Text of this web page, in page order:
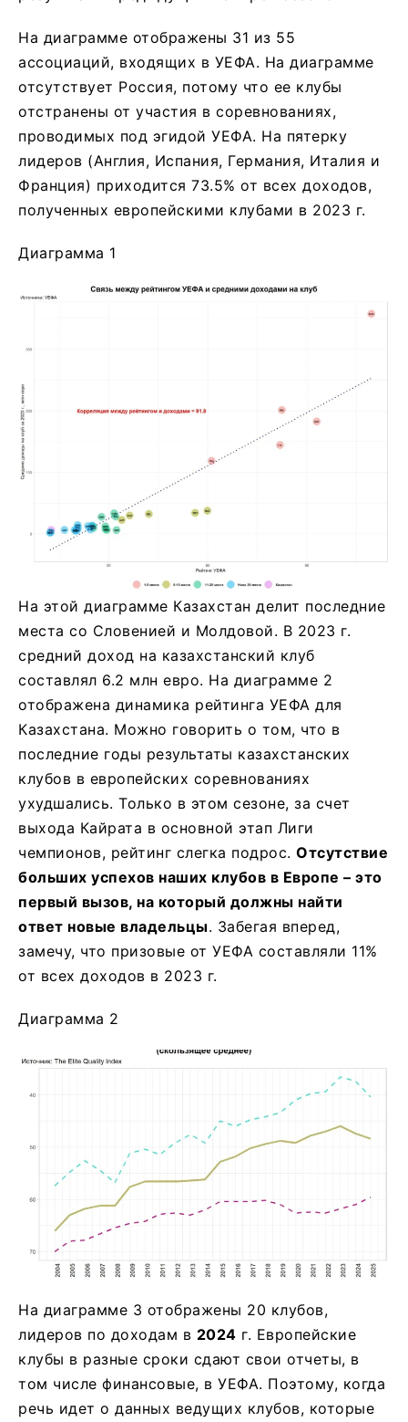
На диаграмме отображены 31 из 55
ассоциаций, входящих в УЕФА. На диаграмме
отсутствует Россия, потому что ее клубы
отстранены от участия в соревнованиях,
проводимых под эгидой УЕФА. На пятерку
лидеров (Англия, Испания, Германия, Италия и
Франция) приходится 73.5% от всех доходов,
полученных европейскими клубами в 2023 г.
Диаграмма 1
На этой диаграмме Казахстан делит последние
места со Словенией и Молдовой. В 2023 г.
средний доход на казахстанский клуб
составлял 6.2 млн евро. На диаграмме 2
отображена динамика рейтинга УЕФА для
Казахстана. Можно говорить о том, что в
последние годы результаты казахстанских
клубов в европейских соревнованиях
ухудшались. Только в этом сезоне, за счет
выхода Кайрата в основной этап Лиги
чемпионов, рейтинг слегка подрос. Отсутствие
больших успехов наших клубов в Европе – это
первый вызов, на который должны найти
ответ новые владельцы. Забегая вперед,
замечу, что призовые от УЕФА составляли 11%
от всех доходов в 2023 г.
Диаграмма 2
На диаграмме 3 отображены 20 клубов,
лидеров по доходам в 2024 г. Европейские
клубы в разные сроки сдают свои отчеты, в
том числе финансовые, в УЕФА. Поэтому, когда
речь идет о данных ведущих клубов, которые